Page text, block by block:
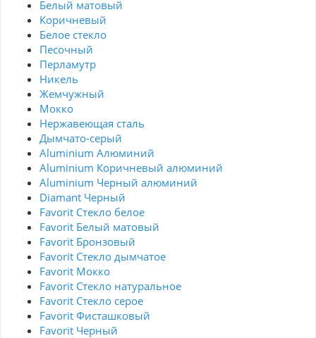
Белый матовый
Коричневый
Белое стекло
Песочный
Перламутр
Никель
Жемчужный
Мокко
Нержавеющая сталь
Дымчато-серый
Aluminium Алюминий
Aluminium Коричневый алюминий
Aluminium Черный алюминий
Diamant Черный
Favorit Стекло белое
Favorit Белый матовый
Favorit Бронзовый
Favorit Стекло дымчатое
Favorit Мокко
Favorit Стекло натуральное
Favorit Стекло серое
Favorit Фисташковый
Favorit Черный